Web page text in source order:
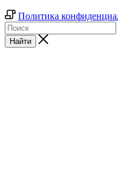
Политика
Найти